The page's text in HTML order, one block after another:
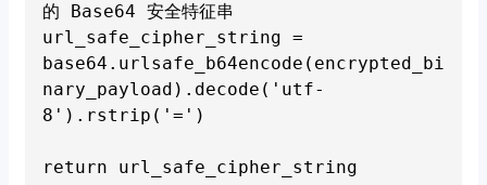
的 Base64 安全特征串
url_safe_cipher_string =
base64.urlsafe_b64encode(encrypted_bi
nary_payload).decode('utf-
8').rstrip('=')